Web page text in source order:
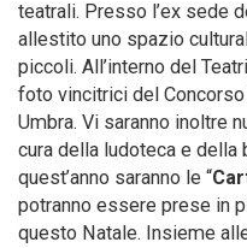
teatrali. Presso l’ex sede
allestito uno spazio
piccoli. All’interno del
foto vincitrici del
Umbra. Vi saranno inoltre
cura della ludoteca e
quest’anno saranno le “
potranno essere prese in
questo Natale. Insieme